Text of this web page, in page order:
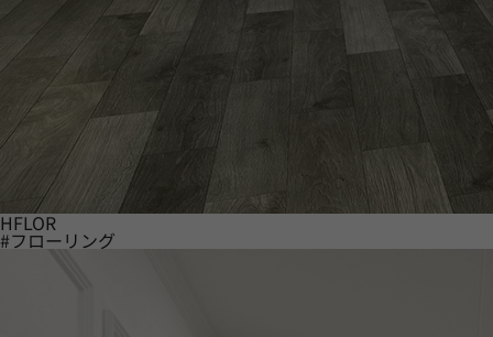
HFLOR
#フローリング